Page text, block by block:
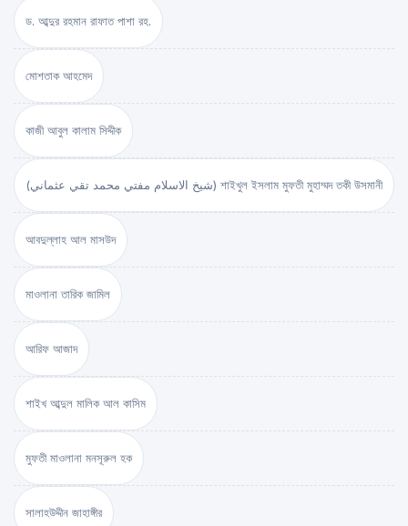
ড. আব্দুর রহমান রাফাত পাশা রহ.
মোশতাক আহমেদ
কাজী আবুল কালাম সিদ্দীক
(شيخ الاسلام مفتي محمد تقي عثماني) শাইখুল ইসলাম মুফতী মুহাম্মদ তকী উসমানী
আবদুল্লাহ আল মাসউদ
মাওলানা তারিক জামিল
আরিফ আজাদ
শাইখ আব্দুল মালিক আল কাসিম
মুফতী মাওলানা মনসূরুল হক
সালাহউদ্দীন জাহাঙ্গীর